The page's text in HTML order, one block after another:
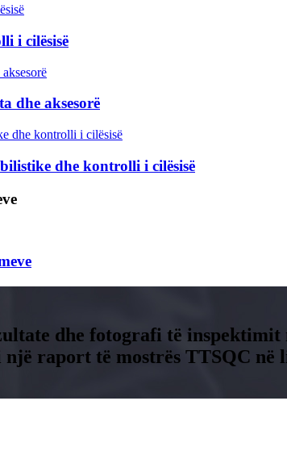
i cilësisë
dhe aksesorë
dhe kontrolli i cilësisë
dhe fotografi të
raport të mostrës TTSQC